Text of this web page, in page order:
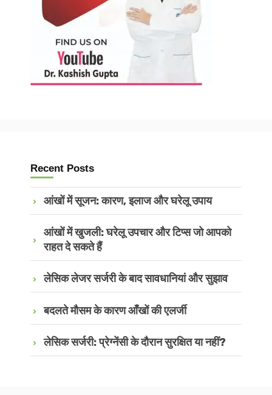
Recent Posts
आंखों में सूजन: कारण, इलाज और घरेलू उपाय
आंखों में खुजली: घरेलू उपचार और टिप्स जो आपको
राहत दे सकते हैं
लेसिक लेजर सर्जरी के बाद सावधानियां और सुझाव
बदलते मौसम के कारण आँखों की एलर्जी
लेसिक सर्जरी: प्रेग्नेंसी के दौरान सुरक्षित या नहीं?